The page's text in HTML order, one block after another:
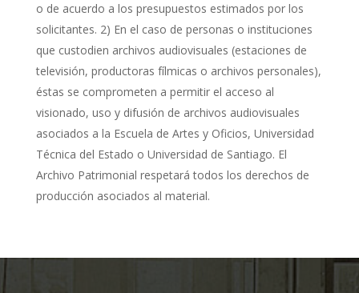
o de acuerdo a los presupuestos estimados por los
solicitantes. 2) En el caso de personas o instituciones
que custodien archivos audiovisuales (estaciones de
televisión, productoras fílmicas o archivos personales),
éstas se comprometen a permitir el acceso al
visionado, uso y difusión de archivos audiovisuales
asociados a la Escuela de Artes y Oficios, Universidad
Técnica del Estado o Universidad de Santiago. El
Archivo Patrimonial respetará todos los derechos de
producción asociados al material.